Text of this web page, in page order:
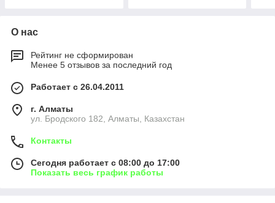
О нас
Рейтинг не сформирован
Менее 5 отзывов за последний год
Работает с 26.04.2011
г. Алматы
ул. Бродского 182, Алматы, Казахстан
Контакты
Сегодня работает с 08:00 до 17:00
Показать весь график работы